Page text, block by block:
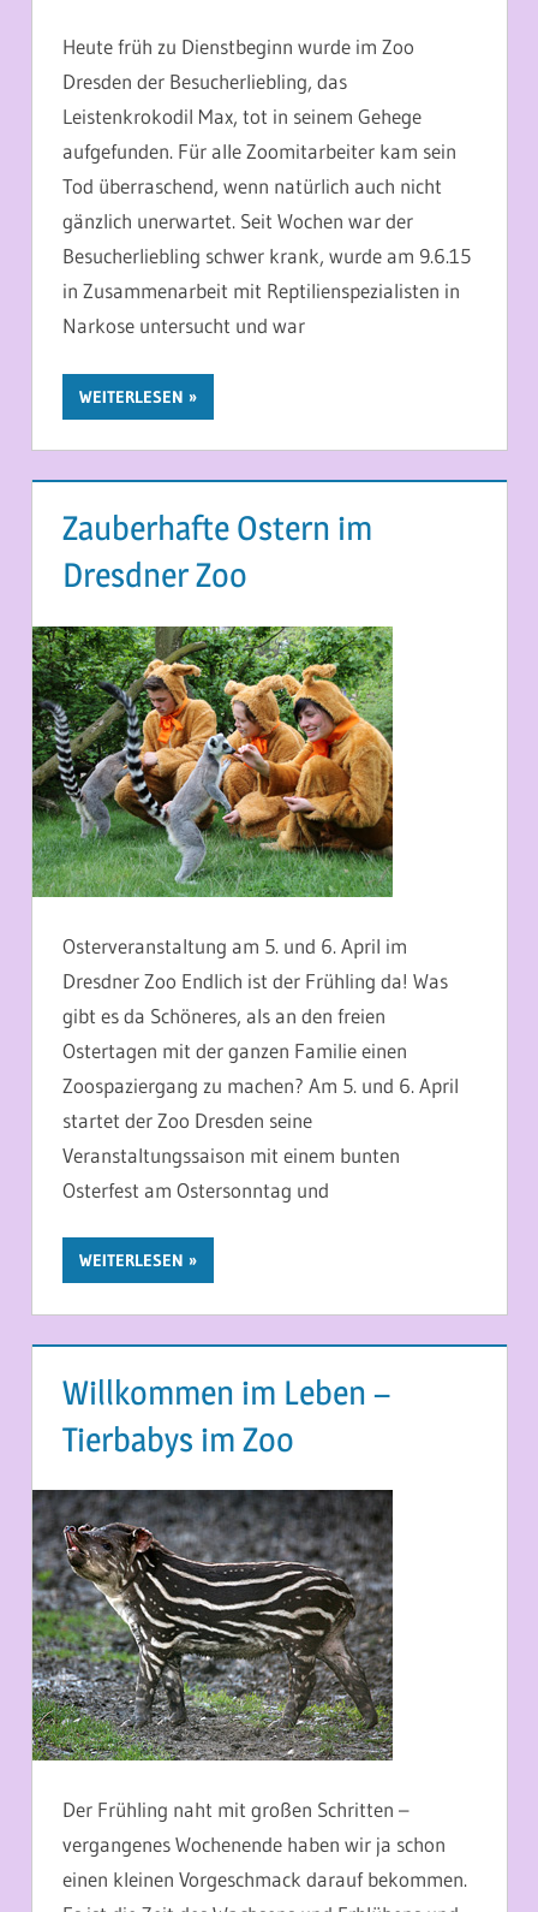
Heute früh zu Dienstbeginn wurde im Zoo
Dresden der Besucherliebling, das
Leistenkrokodil Max, tot in seinem Gehege
aufgefunden. Für alle Zoomitarbeiter kam sein
Tod überraschend, wenn natürlich auch nicht
gänzlich unerwartet. Seit Wochen war der
Besucherliebling schwer krank, wurde am 9.6.15
in Zusammenarbeit mit Reptilienspezialisten in
Narkose untersucht und war
WEITERLESEN
Zauberhafte Ostern im
Dresdner Zoo
27. MÄRZ 2015
MARTINA BERG
Osterveranstaltung am 5. und 6. April im
Dresdner Zoo Endlich ist der Frühling da! Was
gibt es da Schöneres, als an den freien
Ostertagen mit der ganzen Familie einen
Zoospaziergang zu machen? Am 5. und 6. April
startet der Zoo Dresden seine
Veranstaltungssaison mit einem bunten
Osterfest am Ostersonntag und
WEITERLESEN
Willkommen im Leben –
Tierbabys im Zoo
9. MÄRZ 2015
MARTINA BERG
Der Frühling naht mit großen Schritten –
vergangenes Wochenende haben wir ja schon
einen kleinen Vorgeschmack darauf bekommen.